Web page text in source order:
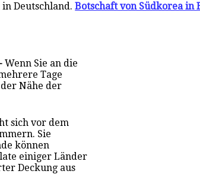
in Deutschland.Botschaft von Südkorea in
Wenn Sie an die
Tage
Nähe der
sich vor dem
Sie
können
einiger Länder
Deckung aus